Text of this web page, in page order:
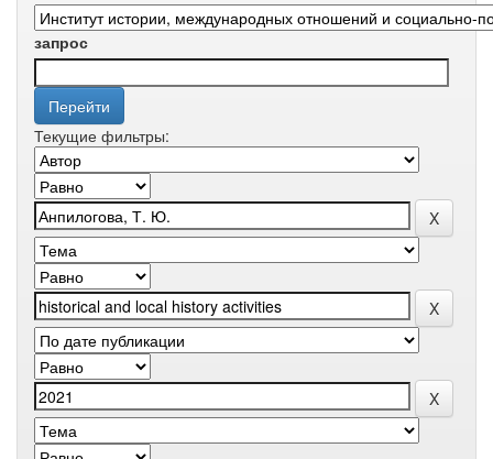
запрос
Текущие фильтры: